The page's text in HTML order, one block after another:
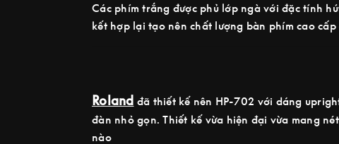
Các phím trắng được phủ lớp ngà với đặc tính
kết hợp lại tạo nên chất lượng bàn phím cao
Roland đã thiết kế nên HP-702 với dáng
đàn nhỏ gọn. Thiết kế vừa hiện đại vừa mang
nào